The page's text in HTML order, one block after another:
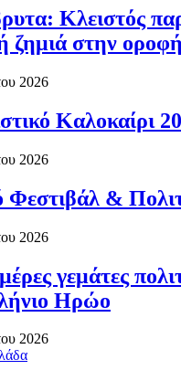
Κλειστός
ζημιά στην
2026
Καλοκαίρι
2026
Φεστιβάλ &
2026
γεμάτες
Ηρώο
2026